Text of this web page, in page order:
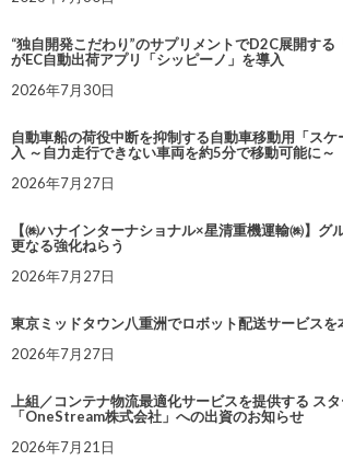
“独自開発こだわり”のサプリメントでD2C展開する
がEC自動出荷アプリ「シッピーノ」を導入
2026年7月30日
自動車船の荷役中断を抑制する自動車移動用「ス
入 ～自力走行できない車両を約5分で移動可能に～
2026年7月27日
【㈱ハナインターナショナル×星清重機運輸㈱】グ
更なる強化ねらう
2026年7月27日
東京ミッドタウン八重洲でロボット配送サービスを
2026年7月27日
上組／コンテナ物流最適化サービスを提供する ス
「OneStream株式会社」への出資のお知らせ
2026年7月21日